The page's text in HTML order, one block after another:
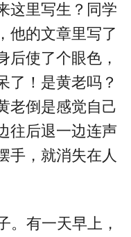
这里写生？同学
他的文章里写了
后使了个眼色，
了！是黄老吗？
老倒是感觉自己
往后退一边连声
手，就消失在人
。有一天早上，